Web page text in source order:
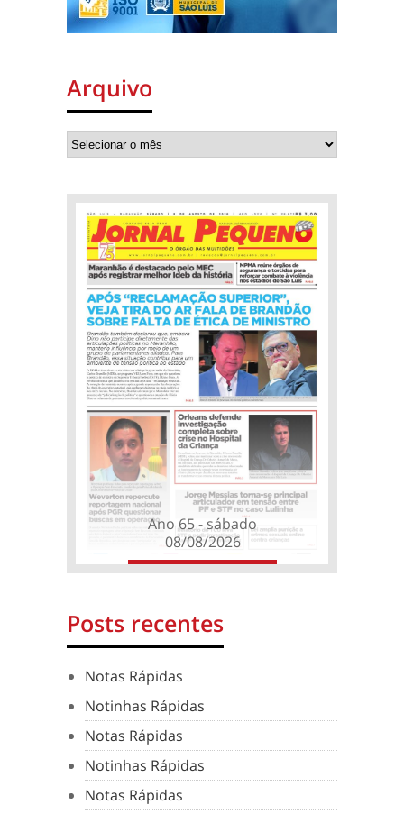
Arquivo
Ano 65 - sábado
08/08/2026
Posts recentes
Notas Rápidas
Notinhas Rápidas
Notas Rápidas
Notinhas Rápidas
Notas Rápidas